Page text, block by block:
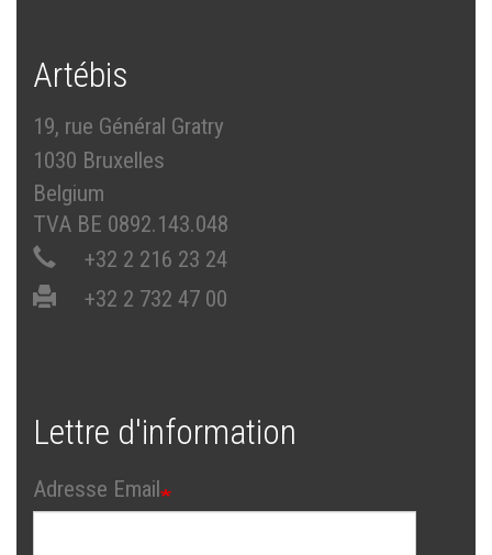
Artébis
19, rue Général Gratry
1030 Bruxelles
Belgium
TVA BE 0892.143.048
+32 2 216 23 24
+32 2 732 47 00
Lettre d'information
Adresse Email